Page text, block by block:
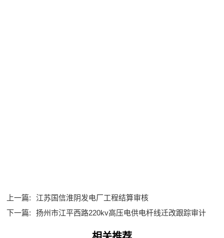
上一篇:
江苏国信淮阴发电厂工程结算审核
下一篇:
扬州市江平西路220kv高压电供电杆线迁改跟踪审计